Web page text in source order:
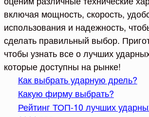
включая мощность, скорость,
использования и надежность,
сделать правильный выбор.
чтобы узнать все о лучших
которые доступны на рынке!
Как выбрать ударную дрель?
Какую фирму выбрать?
Рейтинг ТОП-10 лучших